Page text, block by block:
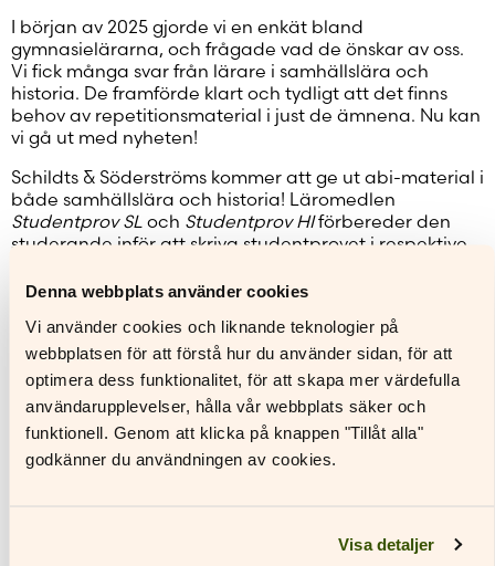
Denna webbplats använder cookies
Vi använder cookies och liknande teknologier på
webbplatsen för att förstå hur du använder sidan, för att
optimera dess funktionalitet, för att skapa mer värdefulla
användarupplevelser, hålla vår webbplats säker och
funktionell. Genom att klicka på knappen "Tillåt alla"
godkänner du användningen av cookies.
Visa detaljer
I början av 2025 gjorde vi en enkät bland
gymnasielärarna, och frågade vad de önskar av oss.
Vi fick många svar från lärare i samhällslära och
historia. De framförde klart och tydligt att det finns
behov av repetitionsmaterial i just de ämnena. Nu kan
vi gå ut med nyheten!
Schildts & Söderströms kommer att ge ut abi-material i
både samhällslära och historia! Läromedlen
Studentprov SL och Studentprov HIförbereder den
studerande inför att skriva studentprovet i respektive
behov och kunna stödja de finlandssvenska
De nya titlarna kompletterar våra läromedelsserier
Perspektiv (i samhällslära) ochTidslager(historia),
som omfattar läromedel för samtliga obligatoriska och
valbara moduler i den nationella läroplanen för
GLP2021.